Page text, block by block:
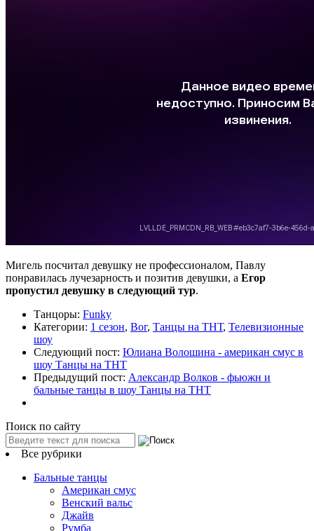
Мигель посчитал девушку не профессионалом, Павлу
понравилась лучезарность и позитив девушки, а Егор
пропустил девушку в следующий тур.
Танцоры: Funky
Категории: 1 сезон, Вог, Танцы на ТНТ, Телевизионные
шоу
Следующий пост: Юлиана Волошина - американ смус в
шоу Танцы на ТНТ
Предыдущий пост: Александр Волков - фьюжн и
бальные танцы в шоу Танцы на ТНТ
Поиск по сайту
Все рубрики
Бальные танцы
Американ смус
Венский вальс
Джайв
Румба